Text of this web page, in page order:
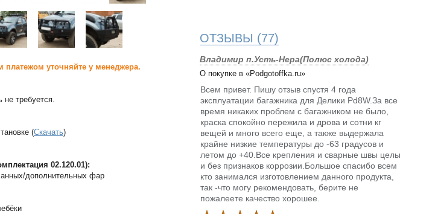
уточняйте у менеджера.
не требуется.
(Скачать)
02.120.01):
дополнительных фар
ОТЗЫВЫ (77)
Владимир п.Усть-Нера(Полюс холода)
О покупке в «Podgotoffka.ru»
Всем привет. Пишу отзыв спустя 4 года
эксплуатации багажника для Делики Pd8W.За все
время никаких проблем с багажником не было,
краска спокойно пережила и дрова и сотни кг
вещей и много всего еще, а также выдержала
крайне низкие температуры до -63 градусов и
летом до +40.Все крепления и сварные швы целы
и без признаков коррозии.Большое спасибо всем
кто занимался изготовлением данного продукта,
так -что могу рекомендовать, берите не
пожалеете качество хорошее.